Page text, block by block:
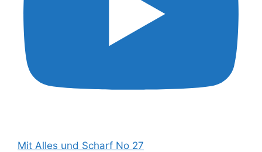
Mit Alles und Scharf No 27